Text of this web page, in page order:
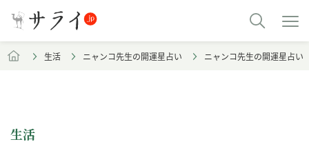
生活 ニャンコ先生の開運星占い ニャンコ先生の開運星占
生活